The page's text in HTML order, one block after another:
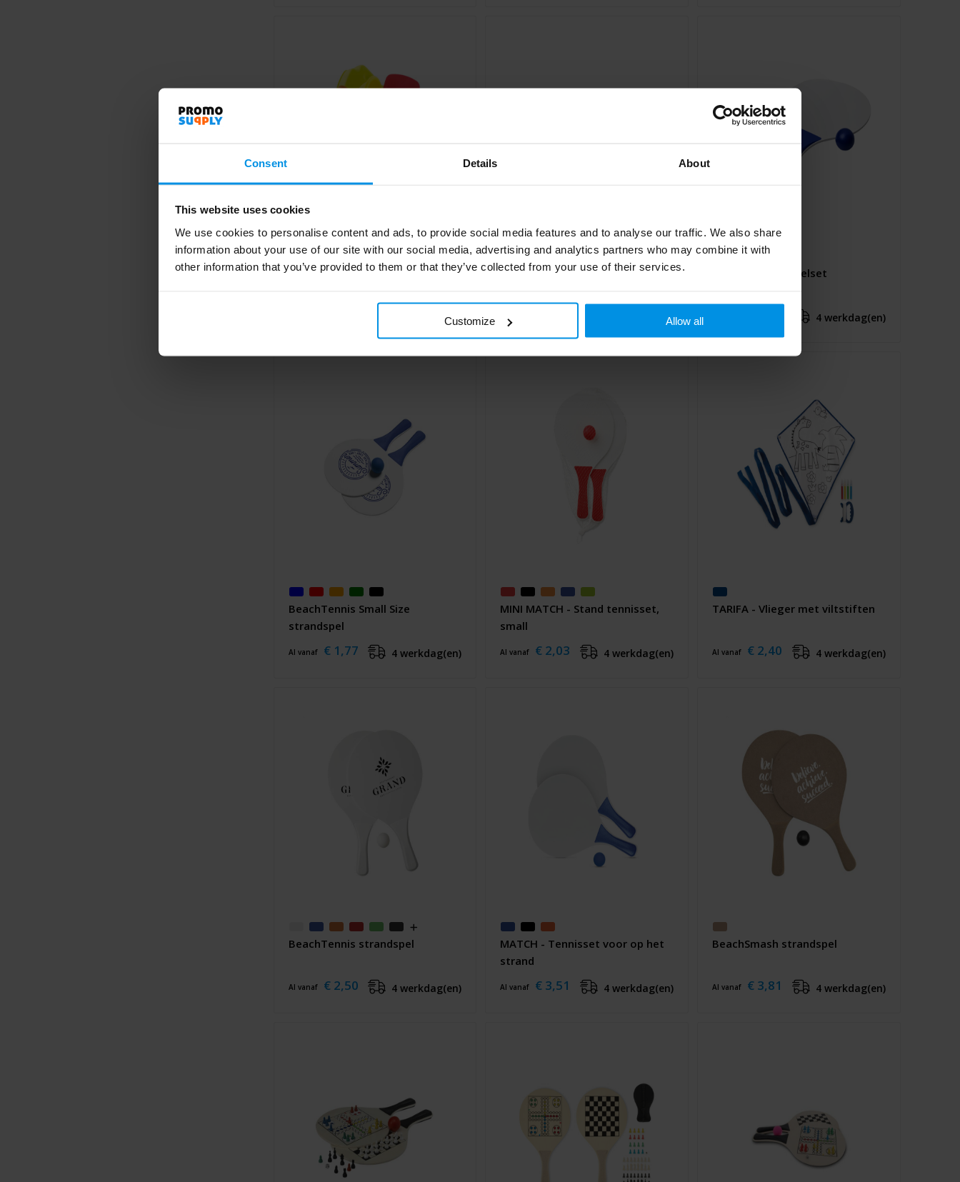
Consent Details About
This website uses cookies
We use cookies to personalise content and ads, to provide social media features and to analyse our traffic. We also share
information about your use of our site with our social media, advertising and analytics partners who may combine it with
other information that you’ve provided to them or that they’ve collected from your use of their services.
Customize Allow all
PLAYA - Strandsetje assorti, klein
4 werkdag(en)
CATCH&PLAY - Balspelletje met
Al vanaf 4 werkdag(en)
Bounce strandspelset
4 werkdag(en)
BeachTennis Small Size
strandspel
Al vanaf € 1,77 4 werkdag(en)
MINI MATCH - Stand tennisset,
small
Al vanaf € 2,03 4 werkdag(en)
TARIFA - Vlieger met viltstiften
Al vanaf € 2,40 4 werkdag(en)
BeachTennis strandspel
Al vanaf € 2,50 4 werkdag(en)
MATCH - Tennisset voor op het
strand
Al vanaf € 3,51 4 werkdag(en)
BeachSmash strandspel
Al vanaf € 3,81 4 werkdag(en)